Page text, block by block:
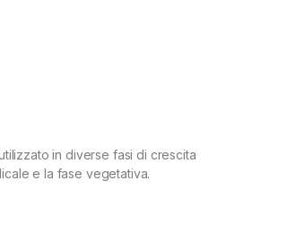
in diverse fasi di crescita
e la fase vegetativa.